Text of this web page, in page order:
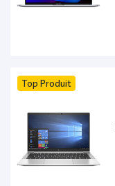
Top Produit